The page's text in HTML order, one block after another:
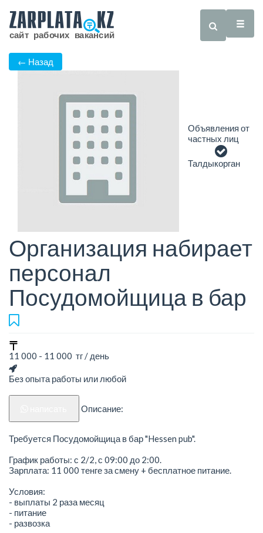
← Назад
Объявления от
частных лиц
Талдыкорган
Организация набирает
персонал
Посудомойщица в бар
11 000 - 11 000 тг / день
Без опыта работы или любой
Описание:
Требуется Посудомойщица в бар "Hessen pub".
График работы: с 2/2, с 09:00 до 2:00.
Зарплата: 11 000 тенге за смену + бесплатное питание.
Условия:
- выплаты 2 раза месяц
- питание
- развозка